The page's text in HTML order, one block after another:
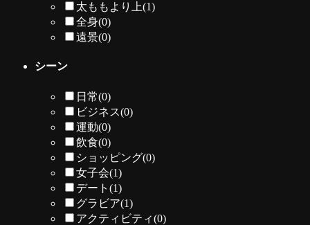
太ももより上(1)
全身(0)
遠景(0)
シーン
日常(0)
ビジネス(0)
運動(0)
飲食(0)
ショッピング(0)
女子会(1)
デート(1)
グラビア(1)
アクティビティ(0)